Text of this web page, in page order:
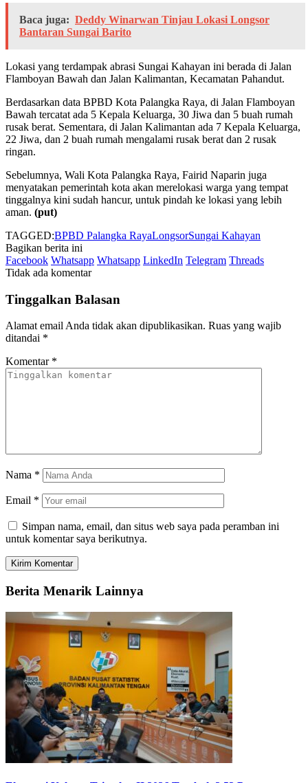
Baca juga: Deddy Winarwan Tinjau Lokasi Longsor
Bantaran Sungai Barito
Lokasi yang terdampak abrasi Sungai Kahayan ini berada di Jalan
Flamboyan Bawah dan Jalan Kalimantan, Kecamatan Pahandut.
Berdasarkan data BPBD Kota Palangka Raya, di Jalan Flamboyan
Bawah tercatat ada 5 Kepala Keluarga, 30 Jiwa dan 5 buah rumah
rusak berat. Sementara, di Jalan Kalimantan ada 7 Kepala Keluarga,
22 Jiwa, dan 2 buah rumah mengalami rusak berat dan 2 rusak
ringan.
Sebelumnya, Wali Kota Palangka Raya, Fairid Naparin juga
menyatakan pemerintah kota akan merelokasi warga yang tempat
tinggalnya kini sudah hancur, untuk pindah ke lokasi yang lebih
aman. (put)
TAGGED:BPBD Palangka RayaLongsorSungai Kahayan
Bagikan berita ini
Facebook Whatsapp Whatsapp LinkedIn Telegram Threads
Tidak ada komentar
Tinggalkan Balasan
Alamat email Anda tidak akan dipublikasikan. Ruas yang wajib
ditandai *
Komentar *
Nama *
Email *
Simpan nama, email, dan situs web saya pada peramban ini
untuk komentar saya berikutnya.
Berita Menarik Lainnya